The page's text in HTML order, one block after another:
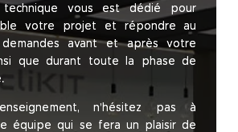
technique vous est dédié pour
votre projet et répondre au
avant et après votre
que durant toute la phase de
n’hésitez pas à
équipe qui se fera un plaisir de